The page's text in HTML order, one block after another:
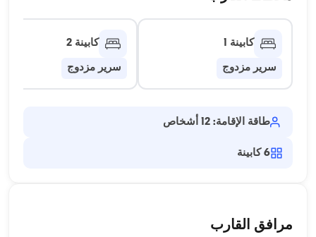
كابينة 1
سرير مزدوج
كابينة 2
سرير مزدوج
طاقة الإقامة: 12 أشخاص
6 كابينة
مرافق القارب